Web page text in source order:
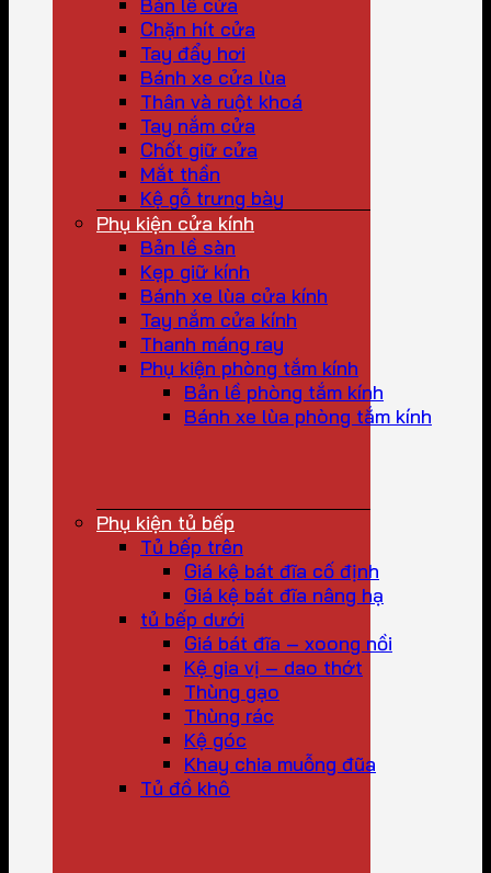
Chặn hít cửa
Tay đẩy hơi
Bánh xe cửa lùa
Thân và ruột khoá
Tay nắm cửa
Chốt giữ cửa
Mắt thần
Kệ gỗ trưng bày
Phụ kiện cửa kính
Bản lề sàn
Kẹp giữ kính
Bánh xe lùa cửa kính
Tay nắm cửa kính
Thanh máng ray
Phụ kiện phòng tắm kính
Bản lề phòng tắm kính
Bánh xe lùa phòng tắm kính
Phụ kiện tủ bếp
Tủ bếp trên
Giá kệ bát đĩa cố định
Giá kệ bát đĩa nâng hạ
tủ bếp dưới
Giá bát đĩa – xoong nồi
Kệ gia vị – dao thớt
Thùng gạo
Thùng rác
Kệ góc
Khay chia muỗng đũa
Tủ đồ khô